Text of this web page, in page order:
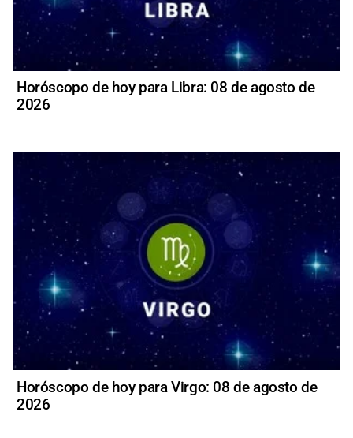
Horóscopo de hoy para Libra: 08 de agosto de
2026
Horóscopo de hoy para Virgo: 08 de agosto de
2026